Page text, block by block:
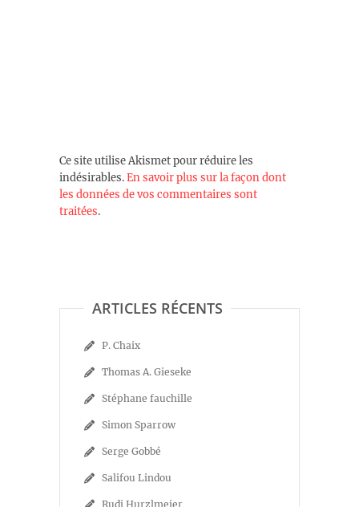
Ce site utilise Akismet pour réduire les
indésirables.En savoir plus sur la façon dont
les données de vos commentaires sont
traitées.
ARTICLES RÉCENTS
P. Chaix
Thomas A. Gieseke
Stéphane fauchille
Simon Sparrow
Serge Gobbé
Salifou Lindou
Rudi Hurzlmeier